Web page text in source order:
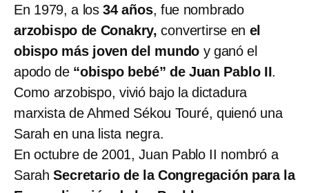
En 1979, a los34 años, fue nombrado
arzobispo de Conakry, convertirse en el
obispo más joven del mundo y ganó el
apodo de “obispo bebé” de Juan Pablo II.
Como arzobispo, vivió bajo la dictadura
marxista de Ahmed Sékou Touré, quienó una
Sarah en una lista negra.
En octubre de 2001, Juan Pablo II nombró a
SarahSecretario de la Congregación para la